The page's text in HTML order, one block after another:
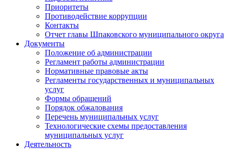
Приоритеты
Противодействие коррупции
Контакты
Отчет главы Шпаковского муниципального округа
Документы
Положение об администрации
Регламент работы администрации
Нормативные правовые акты
Регламенты государственных и муниципальных
услуг
Формы обращений
Порядок обжалования
Перечень муниципальных услуг
Технологические схемы предоставления
муниципальных услуг
Деятельность